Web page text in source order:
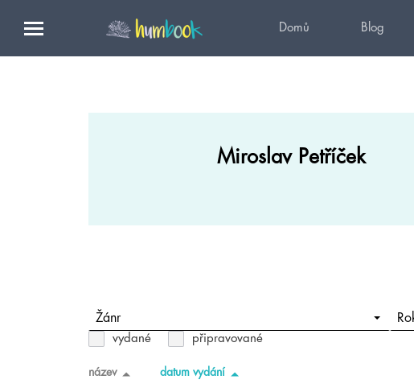
Domů Blog
Miroslav Petříček
Žánr
vydané připravované
název datum vydání